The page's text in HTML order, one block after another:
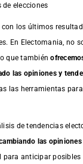
de elecciones
los últimos
En Electomania, no
que también
las opiniones y
las herramientas
de tendencias
las
para anticipar posibles